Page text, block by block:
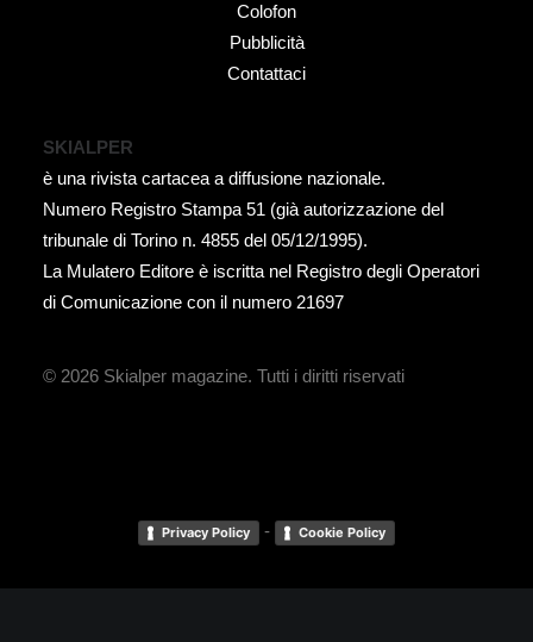
Colofon
Pubblicità
Contattaci
SKIALPER
è una rivista cartacea a diffusione nazionale.
Numero Registro Stampa 51 (già autorizzazione del
tribunale di Torino n. 4855 del 05/12/1995).
La Mulatero Editore è iscritta nel Registro degli Operatori
di Comunicazione con il numero 21697
© 2026 Skialper magazine. Tutti i diritti riservati
Privacy Policy - Cookie Policy